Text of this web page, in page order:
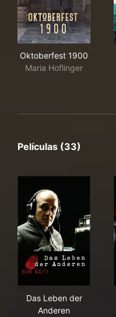
Oktoberfest 1900
Maria Hoflinger
Películas (33)
Das Leben der
Anderen